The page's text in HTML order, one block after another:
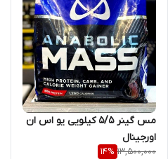
مس گینر ۵/۵ کیلویی یو اس ان
اورجینال
13,500,000
14%